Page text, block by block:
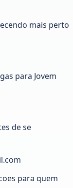
mais perto
para Jovem
de se
para quem